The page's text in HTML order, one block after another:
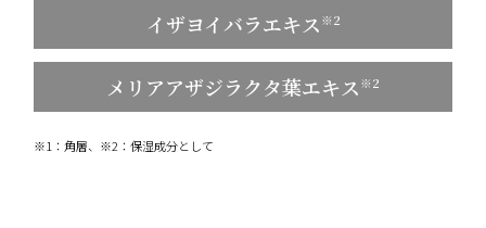
イザヨイバラエキス ※2
メリアアザジラクタ葉エキス ※2
※1：角層、※2：保湿成分として